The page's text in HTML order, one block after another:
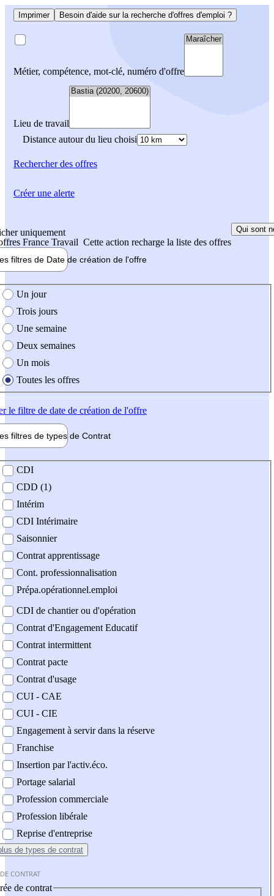
Imprimer Besoin d'aide sur la recherche d'offres d'emploi ?
Métier, compétence, mot-clé, numéro d'offre
Lieu de travail
Distance autour du lieu choisi
Rechercherdes offres
uniquement
France Travail Cette action recharge la liste des offres
Qui sont
filtres de Date de création de l'offre
création de l'offre
Un jour
Trois jours
Une semaine
Deux semaines
Un mois
Toutes les offres
le filtre de date de création de l'offre
filtres de types de Contrat
contrat
CDI
CDD (1)
Intérim
CDI Intérimaire
Saisonnier
Contrat apprentissage
Cont. professionnalisation
Prépa.opérationnel.emploi
CDI de chantier ou d'opération
Contrat d'Engagement Educatif
Contrat intermittent
Contrat pacte
Contrat d'usage
CUI - CAE
CUI - CIE
Engagement à servir dans la réserve
Franchise
Insertion par l'activ.éco.
Portage salarial
Profession commerciale
Profession libérale
Reprise d'entreprise
de types de contrat
CONTRAT
de contrat
Créer une alerte